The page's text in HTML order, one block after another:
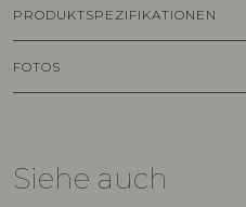
PRODUKTSPEZIFIKATIONEN
FOTOS
Siehe auch